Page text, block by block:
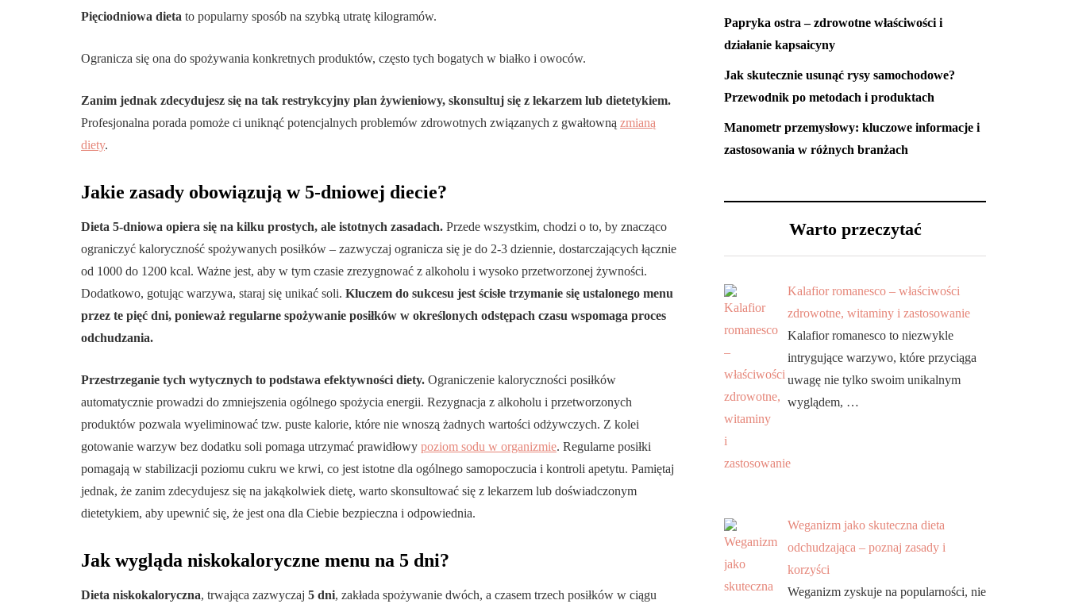
Pięciodniowa dieta to popularny sposób na szybką utratę kilogramów.
Ogranicza się ona do spożywania konkretnych produktów, często tych bogatych w białko i owoców.
Zanim jednak zdecydujesz się na tak restrykcyjny plan żywieniowy, skonsultuj się z lekarzem lub dietetykiem.
Profesjonalna porada pomoże ci uniknąć potencjalnych problemów zdrowotnych związanych z gwałtowną zmianą
diety.
Jakie zasady obowiązują w 5-dniowej diecie?
Dieta 5-dniowa opiera się na kilku prostych, ale istotnych zasadach. Przede wszystkim, chodzi o to, by znacząco
ograniczyć kaloryczność spożywanych posiłków – zazwyczaj ogranicza się je do 2-3 dziennie, dostarczających łącznie
od 1000 do 1200 kcal. Ważne jest, aby w tym czasie zrezygnować z alkoholu i wysoko przetworzonej żywności.
Dodatkowo, gotując warzywa, staraj się unikać soli. Kluczem do sukcesu jest ścisłe trzymanie się ustalonego menu
przez te pięć dni, ponieważ regularne spożywanie posiłków w określonych odstępach czasu wspomaga proces
odchudzania.
Przestrzeganie tych wytycznych to podstawa efektywności diety. Ograniczenie kaloryczności posiłków
automatycznie prowadzi do zmniejszenia ogólnego spożycia energii. Rezygnacja z alkoholu i przetworzonych
produktów pozwala wyeliminować tzw. puste kalorie, które nie wnoszą żadnych wartości odżywczych. Z kolei
gotowanie warzyw bez dodatku soli pomaga utrzymać prawidłowy poziom sodu w organizmie. Regularne posiłki
pomagają w stabilizacji poziomu cukru we krwi, co jest istotne dla ogólnego samopoczucia i kontroli apetytu. Pamiętaj
jednak, że zanim zdecydujesz się na jakąkolwiek dietę, warto skonsultować się z lekarzem lub doświadczonym
dietetykiem, aby upewnić się, że jest ona dla Ciebie bezpieczna i odpowiednia.
Jak wygląda niskokaloryczne menu na 5 dni?
Dieta niskokaloryczna, trwająca zazwyczaj 5 dni, zakłada spożywanie dwóch, a czasem trzech posiłków w ciągu
Papryka ostra – zdrowotne właściwości i
działanie kapsaicyny
Jak skutecznie usunąć rysy samochodowe?
Przewodnik po metodach i produktach
Manometr przemysłowy: kluczowe informacje i
zastosowania w różnych branżach
Warto przeczytać
Kalafior romanesco – właściwości
zdrowotne, witaminy i zastosowanie
Kalafior romanesco to niezwykle
intrygujące warzywo, które przyciąga
uwagę nie tylko swoim unikalnym
wyglądem, …
Weganizm jako skuteczna dieta
odchudzająca – poznaj zasady i
korzyści
Weganizm zyskuje na popularności, nie